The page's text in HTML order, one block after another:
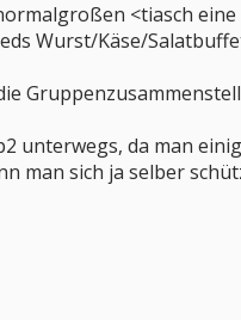
<tiasch eine
Wurst/Käse/
unterwegs, da man
man sich ja selber